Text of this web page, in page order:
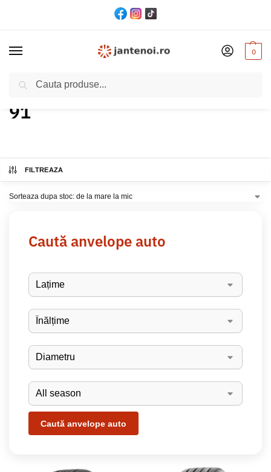
0
Acasă Produs Indice greutate
91
FILTREAZA
Caută anvelope auto